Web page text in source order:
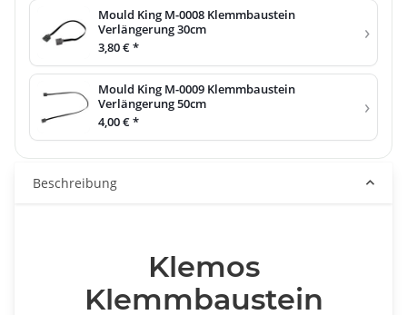
Mould King M-0008 Klemmbaustein
Verlängerung 30cm
3,80 €*
›
Mould King M-0009 Klemmbaustein
Verlängerung 50cm
4,00 €*
›
Beschreibung
Klemos
Klemmbaustein